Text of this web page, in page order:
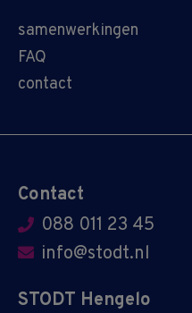
samenwerkingen
FAQ
contact
Contact
088 011 23 45
info@stodt.nl
STODT Hengelo